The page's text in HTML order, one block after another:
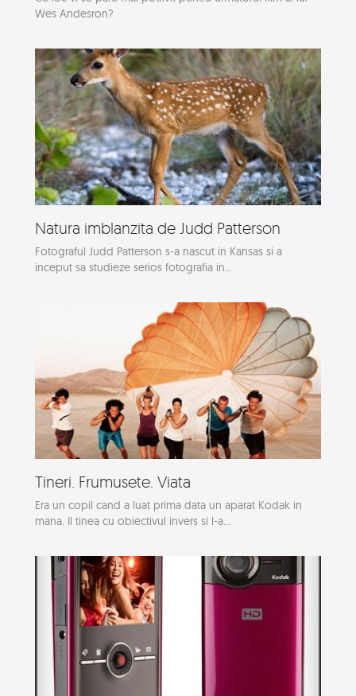
Wes Andesron?
Natura imblanzita de Judd Patterson
Fotograful Judd Patterson s-a nascut in Kansas si a
inceput sa studieze serios fotografia in...
Tineri. Frumusete. Viata
Era un copil cand a luat prima data un aparat Kodak in
mana. Il tinea cu obiectivul invers si l-a...